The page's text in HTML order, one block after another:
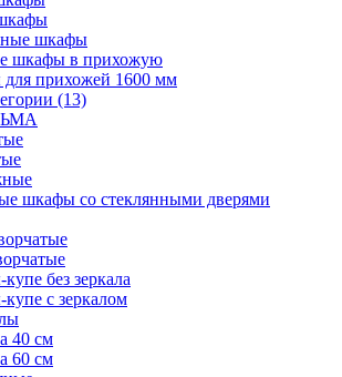
шкафы
шкафы в прихожую
прихожей 1600 мм
(13)
шкафы со стеклянными дверями
без зеркала
с зеркалом
40 см
60 см